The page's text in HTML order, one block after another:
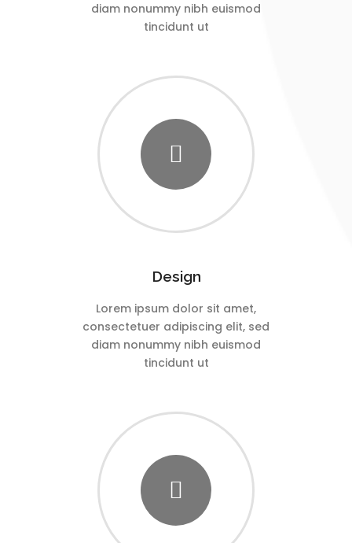
diam nonummy nibh euismod
tincidunt ut
Design
Lorem ipsum dolor sit amet,
consectetuer adipiscing elit, sed
diam nonummy nibh euismod
tincidunt ut